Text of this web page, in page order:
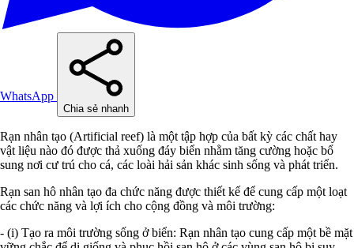
WhatsApp
Chia sẻ nhanh
Rạn nhân tạo (Artificial reef) là một tập hợp của bất kỳ các chất hay
vật liệu nào đó được thả xuống đáy biển nhằm tăng cường hoặc bổ
sung nơi cư trú cho cá, các loài hải sản khác sinh sống và phát triển.
Rạn san hô nhân tạo đa chức năng được thiết kế để cung cấp một loạt
các chức năng và lợi ích cho cộng đồng và môi trường:
- (i) Tạo ra môi trường sống ở biển: Rạn nhân tạo cung cấp một bề mặt